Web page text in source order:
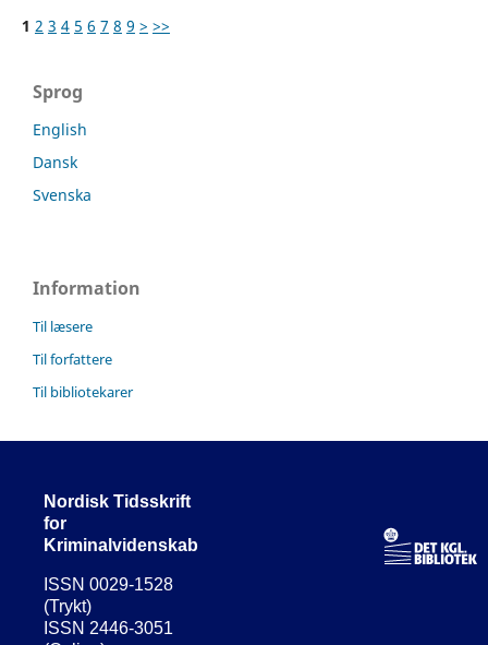
1 2 3 4 5 6 7 8 9 > >>
Sprog
English
Dansk
Svenska
Information
Til læsere
Til forfattere
Til bibliotekarer
Nordisk Tidsskrift
for
Kriminalvidenskab
ISSN 0029-1528
(Trykt)
ISSN 2446-3051